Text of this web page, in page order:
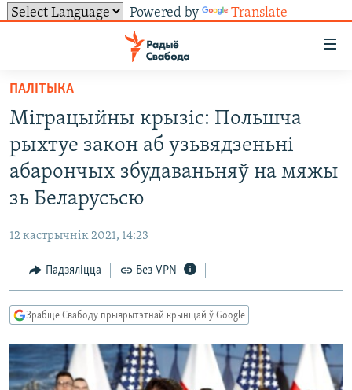
Powered by Translate
ўнівэрсальнага
доступу
Перайсьці
да
галоўнага
зьместу
Перайсьці
да
галоўнай
навігацыі
Перайсьці
да
пошуку
УСЕ НАВІНЫ
ВІДЭА І ФОТА
ЛЮДЗІ
ЭКАНОМІКА
ВАЙНА
БЕЛАРУСЫ НА ВАЙНЕ
КУЛЬТУРА
КАЛЯНДАР
ТОЛЬКІ НА СВАБОДЗЕ
ТЭСТЫ
БЛОГІ
ПАДКАСТЫ
КНІГІ
АЎДЫЁКНІГІ
МОВА
НА ХВАЛЯХ СВАБОДЫ
СУВЯЗЬ
АБЫСЬЦІ БЛЯКАВАНЬНЕ
ПАДПІСАЦЦА
ПАДКАСТЫ
FACEBOOK
TWITTER
САЧЫЦЕ ЗА АБНАЎЛЕНЬНЯМІ
ПАЛІТЫКА
Міграцыйны крызіс: Польшча
рыхтуе закон аб узьвядзеньні
абарончых збудаваньняў на мяжы
зь Беларусьсю
12 кастрычнік 2021, 14:23
Падзяліцца Без VPN
Зрабіце Свабоду прыярытэтнай крыніцай ў Google